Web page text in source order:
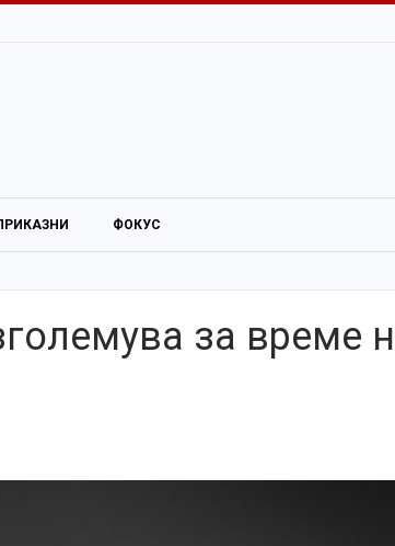
ФОКУС
за време